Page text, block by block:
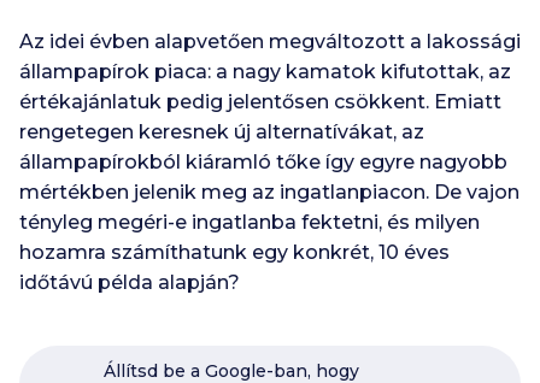
Az idei évben alapvetően megváltozott a lakossági
állampapírok piaca: a nagy kamatok kifutottak, az
értékajánlatuk pedig jelentősen csökkent. Emiatt
rengetegen keresnek új alternatívákat, az
állampapírokból kiáramló tőke így egyre nagyobb
mértékben jelenik meg az ingatlanpiacon. De vajon
tényleg megéri-e ingatlanba fektetni, és milyen
hozamra számíthatunk egy konkrét, 10 éves
időtávú példa alapján?
Állítsd be a Google-ban, hogy